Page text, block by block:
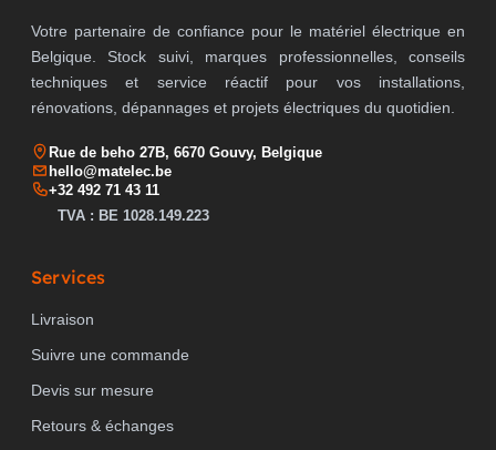
Votre partenaire de confiance pour le matériel électrique en
Belgique. Stock suivi, marques professionnelles, conseils
techniques et service réactif pour vos installations,
rénovations, dépannages et projets électriques du quotidien.
Rue de beho 27B, 6670 Gouvy, Belgique
hello@matelec.be
+32 492 71 43 11
TVA : BE 1028.149.223
Services
Livraison
Suivre une commande
Devis sur mesure
Retours & échanges